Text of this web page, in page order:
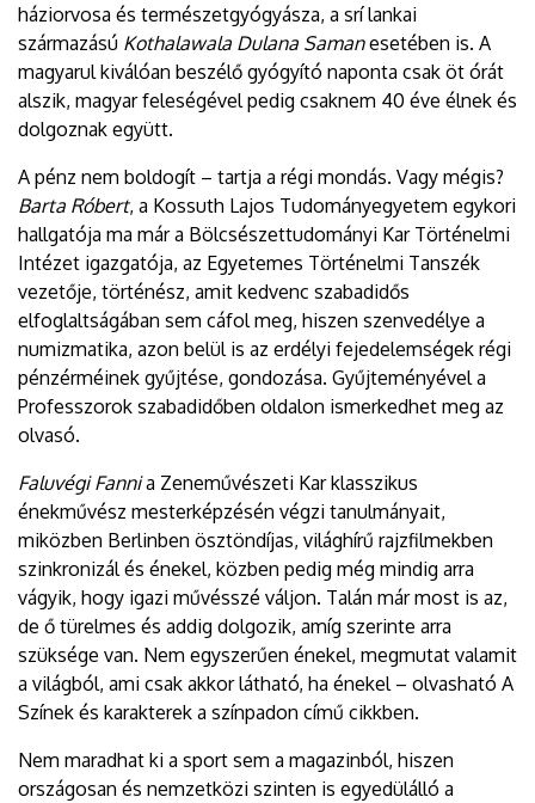
háziorvosa és természetgyógyásza, a srí lankai
származású Kothalawala Dulana Samanesetében is. A
magyarul kiválóan beszélő gyógyító naponta csak öt órát
alszik, magyar feleségével pedig csaknem 40 éve élnek és
dolgoznak együtt.
A pénz nem boldogít – tartja a régi mondás. Vagy mégis?
Barta Róbert, a Kossuth Lajos Tudományegyetem egykori
hallgatója ma már a Bölcsészettudományi Kar Történelmi
Intézet igazgatója, az Egyetemes Történelmi Tanszék
vezetője, történész, amit kedvenc szabadidős
elfoglaltságában sem cáfol meg, hiszen szenvedélye a
numizmatika, azon belül is az erdélyi fejedelemségek régi
pénzérméinek gyűjtése, gondozása. Gyűjteményével a
Professzorok szabadidőben oldalon ismerkedhet meg az
olvasó.
Faluvégi Fannia Zeneművészeti Kar klasszikus
énekművész mesterképzésén végzi tanulmányait,
miközben Berlinben ösztöndíjas, világhírű rajzfilmekben
szinkronizál és énekel, közben pedig még mindig arra
vágyik, hogy igazi művésszé váljon. Talán már most is az,
de ő türelmes és addig dolgozik, amíg szerinte arra
szüksége van. Nem egyszerűen énekel, megmutat valamit
a világból, ami csak akkor látható, ha énekel – olvasható A
Színek és karakterek a színpadon című cikkben.
Nem maradhat ki a sport sem a magazinból, hiszen
országosan és nemzetközi szinten is egyedülálló a